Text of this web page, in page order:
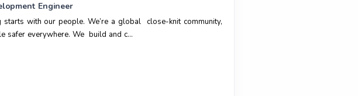
Engineer
with our people. We’re a global close-knit community,
safer everywhere. We build and c...